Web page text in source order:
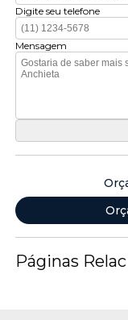
Digite seu telefone
Mensagem
Páginas